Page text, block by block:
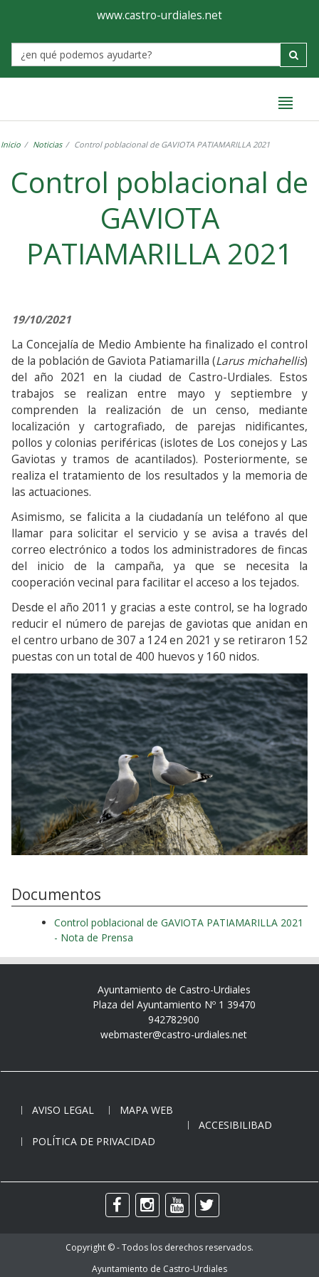
Ayuntamiento
de
Castro-
www.castro-urdiales.net
Label
Inicio Noticias Control poblacional de GAVIOTA PATIAMARILLA 2021
Control poblacional de
GAVIOTA
PATIAMARILLA 2021
19/10/2021
La Concejalía de Medio Ambiente ha finalizado el control
de la población de Gaviota Patiamarilla (Larus michahellis)
del año 2021 en la ciudad de Castro-Urdiales. Estos
trabajos se realizan entre mayo y septiembre y
comprenden la realización de un censo, mediante
localización y cartografiado, de parejas nidificantes,
pollos y colonias periféricas (islotes de Los conejos y Las
Gaviotas y tramos de acantilados). Posteriormente, se
realiza el tratamiento de los resultados y la memoria de
las actuaciones.
Asimismo, se falicita a la ciudadanía un teléfono al que
llamar para solicitar el servicio y se avisa a través del
correo electrónico a todos los administradores de fincas
del inicio de la campaña, ya que se necesita la
cooperación vecinal para facilitar el acceso a los tejados.
Desde el año 2011 y gracias a este control, se ha logrado
reducir el número de parejas de gaviotas que anidan en
el centro urbano de 307 a 124 en 2021 y se retiraron 152
puestas con un total de 400 huevos y 160 nidos.
Documentos
Control poblacional de GAVIOTA PATIAMARILLA 2021
- Nota de Prensa
Ayuntamiento de Castro-Urdiales
Plaza del Ayuntamiento Nº 1 39470
942782900
webmaster@castro-urdiales.net
AVISO LEGAL
MAPA WEB
ACCESIBILIBAD
POLÍTICA DE PRIVACIDAD
Copyright © - Todos los derechos reservados.
Ayuntamiento de Castro-Urdiales